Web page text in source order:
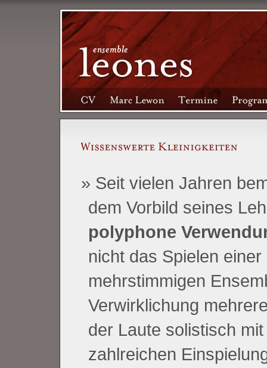
Seit vielen Jahren
dem Vorbild seines
polyphone
nicht das Spielen
mehrstimmigen
Verwirklichung
der Laute solistisch
zahlreichen